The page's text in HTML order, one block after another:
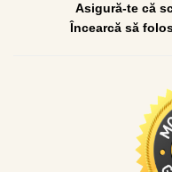
Asigură-te că
Încearcă să